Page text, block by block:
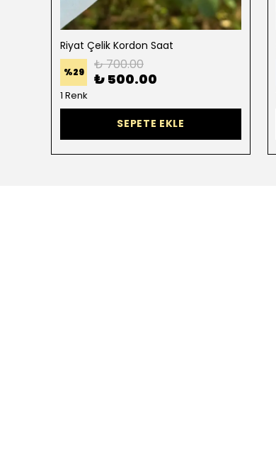
Riyat Çelik Kordon Saat
%29 ₺ 700.00
₺ 500.00
1 Renk
SEPETE EKLE